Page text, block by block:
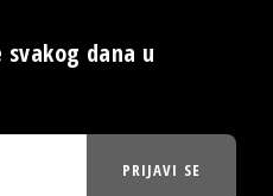
dana u
PRIJAVI SE